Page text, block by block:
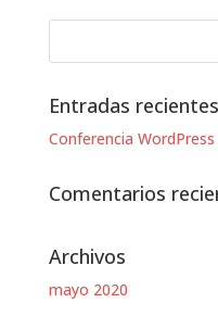
Entradas recientes
Conferencia
Comentarios
Archivos
mayo 2020